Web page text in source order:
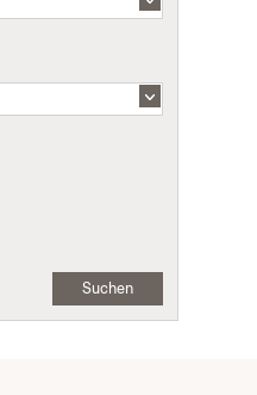
Suchen